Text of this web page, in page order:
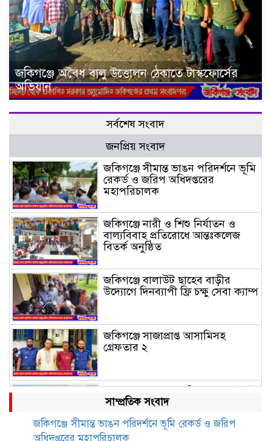
জকিগঞ্জে অবৈধ বালু উত্তোলন ঠেকাতে টাস্কফোর্সের
অভিযান
সর্বশেষ সংবাদ
জনপ্রিয় সংবাদ
জকিগঞ্জে সীমান্ত ভাঙন পরিদর্শনে ভূমি
রেকর্ড ও জরিপ অধিদপ্তরের
মহাপরিচালক
জকিগঞ্জে নারী ও শিশু নির্যাতন ও
বাল্যবিবাহ প্রতিরোধে আন্তঃকলেজ
বিতর্ক অনুষ্ঠিত
জকিগঞ্জে বালাউট ছাহেব বাড়ীর
উদ্যোগে দিনব্যাপী ফ্রি চক্ষু সেবা ক্যাম্প
জকিগঞ্জে সাজাপ্রাপ্ত আসামিসহ
গ্রেফতার ২
শুরু হচ্ছে সম্ভাব্যতা সমীক্ষা
সাম্প্রতিক সংবাদ
জকিগঞ্জে সীমান্ত ভাঙন পরিদর্শনে ভূমি রেকর্ড ও জরিপ
অধিদপ্তরের মহাপরিচালক